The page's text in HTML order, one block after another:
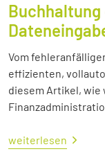
Buchhaltung
Vom
effizienten,
diesem Artikel, wie
weiterlesen